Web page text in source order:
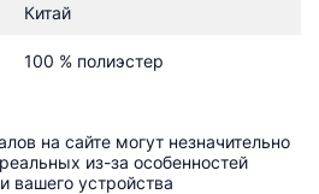
Китай
100 % полиэстер
на сайте могут незначительно
из-за особенностей
вашего устройства